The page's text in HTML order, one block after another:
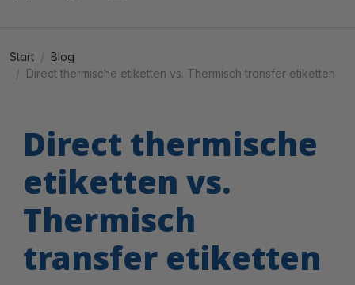
Start
Blog
Direct thermische etiketten vs. Thermisch transfer etiketten
Direct thermische
etiketten vs.
Thermisch
transfer etiketten